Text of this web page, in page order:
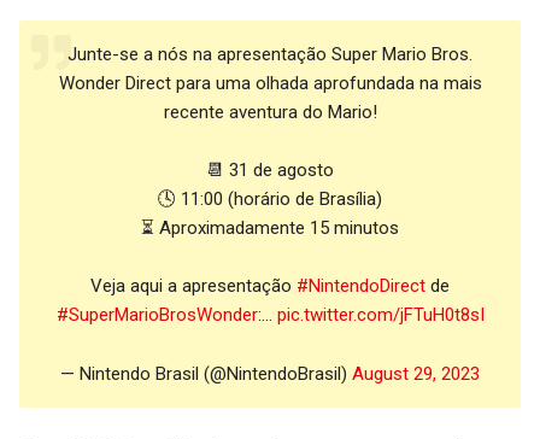
Junte-se a nós na apresentação Super Mario Bros.
Wonder Direct para uma olhada aprofundada na mais
recente aventura do Mario!
📆 31 de agosto
🕓 11:00 (horário de Brasília)
⏳ Aproximadamente 15 minutos
Veja aqui a apresentação #NintendoDirect de
#SuperMarioBrosWonder:… pic.twitter.com/jFTuH0t8sI
— Nintendo Brasil (@NintendoBrasil) August 29, 2023